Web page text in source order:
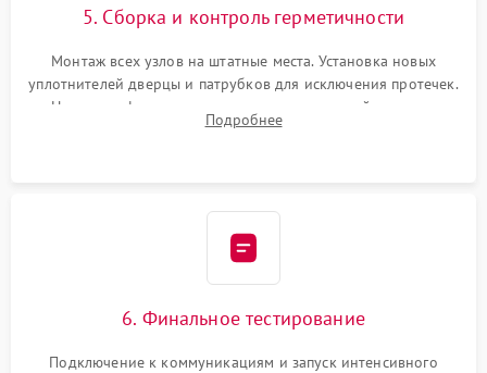
5. Сборка и контроль герметичности
Монтаж всех узлов на штатные места. Установка новых
уплотнителей дверцы и патрубков для исключения протечек.
Надежная фиксация хомутов гидравлической системы,
сборка корпуса и установка датчика поплавка.
Подробнее
6. Финальное тестирование
Подключение к коммуникациям и запуск интенсивного